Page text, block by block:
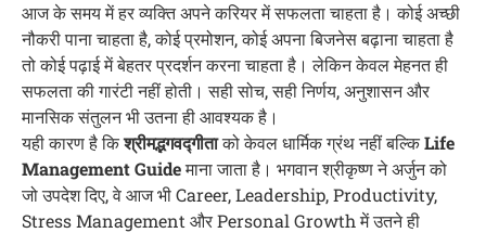
आज के समय में हर व्यक्ति अपने करियर में सफलता चाहता है। कोई अच्छी
नौकरी पाना चाहता है, कोई प्रमोशन, कोई अपना बिजनेस बढ़ाना चाहता है
तो कोई पढ़ाई में बेहतर प्रदर्शन करना चाहता है। लेकिन केवल मेहनत ही
सफलता की गारंटी नहीं होती। सही सोच, सही निर्णय, अनुशासन और
मानसिक संतुलन भी उतना ही आवश्यक है।
यही कारण है किश्रीमद्भगवद्गीताको केवल धार्मिक ग्रंथ नहीं बल्किLife
Management Guideमाना जाता है। भगवान श्रीकृष्ण ने अर्जुन को
जो उपदेश दिए, वे आज भी Career, Leadership, Productivity,
Stress Management और Personal Growth में उतने ही